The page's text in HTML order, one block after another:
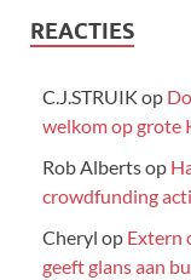
REACTIES
C.J.STRUIK op
welkom op grote
Rob Albertsop
crowdfunding
Cheryl op Extern
geeft glans aan